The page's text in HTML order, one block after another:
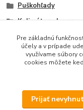
Puškohľady
Kolimátory, lasery
Crosman
Pre základnú
účely a v prípade
využívame súbory
cookies môžete
Prijať